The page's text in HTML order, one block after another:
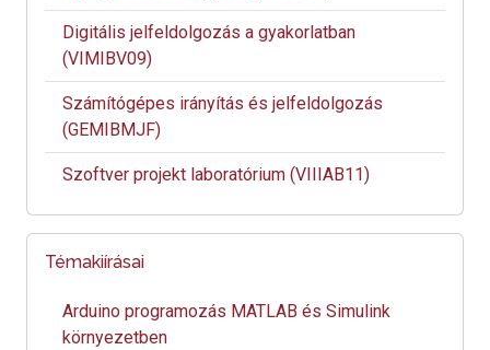
Digitális jelfeldolgozás a gyakorlatban
(VIMIBV09)
Számítógépes irányítás és jelfeldolgozás
(GEMIBMJF)
Szoftver projekt laboratórium (VIIIAB11)
Témakiírásai
Arduino programozás MATLAB és Simulink
környezetben